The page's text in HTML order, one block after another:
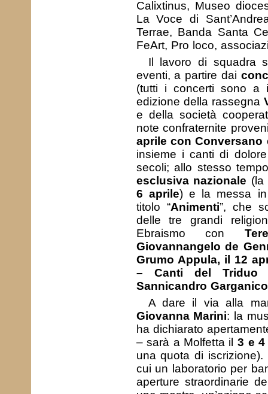
Calixtinus, Museo
La Voce di
Terrae, Banda Santa
FeArt, Pro loco,
Il lavoro di squadra
eventi, a partire dai
(tutti i concerti sono a
edizione della rassegna
e della società
note confraternite
aprile con Conversano
insieme i canti di
secoli; allo stesso
esclusiva nazionale (la
6 aprile) e la messa
titolo “Animenti”, che
delle tre grandi
Ebraismo con
Giovannangelo de
Grumo Appula, il 12
– Canti del Triduo
Sannicandro
A dare il via alla
Giovanna Marini: la
ha dichiarato
– sarà a Molfetta il 3 e
una quota di
cui un laboratorio per
aperture straordinarie